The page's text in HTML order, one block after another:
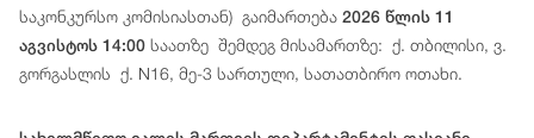
საკონკურსო კომისიასთან) გაიმართება 2026 წლის 11
აგვისტოს 14:00 საათზე შემდეგ მისამართზე: ქ. თბილისი, ვ.
გორგასლის ქ. N16, მე-3 სართული, სათათბირო ოთახი.